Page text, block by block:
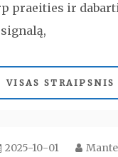
praeities ir
VISAS STRAIPSNIS
2025-10-01